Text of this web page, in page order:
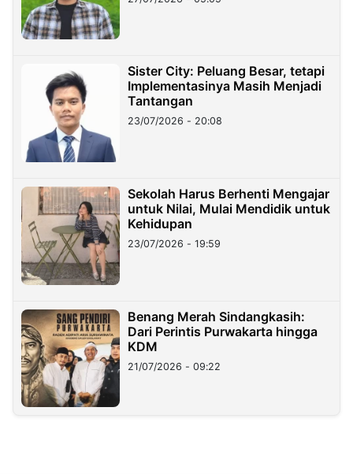
Sister City: Peluang Besar, tetapi
Implementasinya Masih Menjadi
Tantangan
23/07/2026 - 20:08
Sekolah Harus Berhenti Mengajar
untuk Nilai, Mulai Mendidik untuk
Kehidupan
23/07/2026 - 19:59
Benang Merah Sindangkasih:
Dari Perintis Purwakarta hingga
KDM
21/07/2026 - 09:22